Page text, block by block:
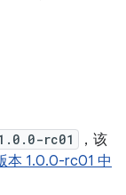
rc01
，该
本 1.0.0-rc01 中